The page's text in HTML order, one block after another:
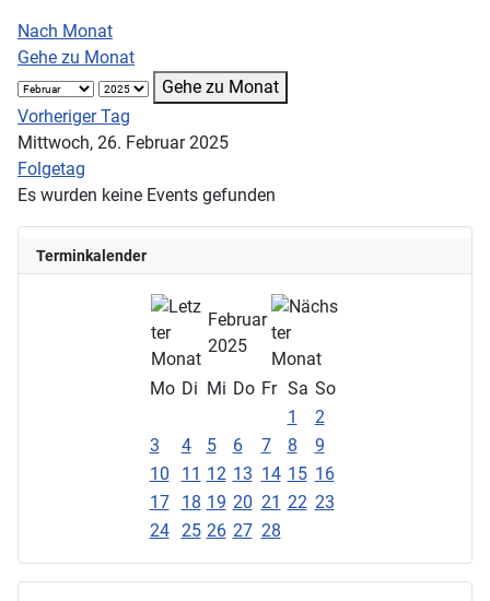
Terminkalender
Februar
2025
Mo Di Mi Do Fr Sa So
1
2
3
4 5 6 7 8
9
10
11 12 13 14 15 16
17
18 19 20 21 22 23
24
25 26 27 28
Nach Monat
Gehe zu Monat
Gehe zu Monat
Vorheriger Tag
Mittwoch, 26. Februar 2025
Folgetag
Es wurden keine Events gefunden